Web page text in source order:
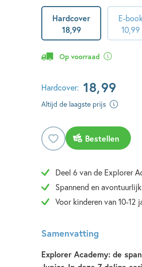
Hardcover
18,99
E-
1099
Op voorraad
Hardcover: 18,99
Altijd de laagste prijs
Bestellen
Deel 6 van de Explorer
Spannend en avontuurlijk
Voor kinderen van 10-12
Samenvatting
Explorer Academy: de